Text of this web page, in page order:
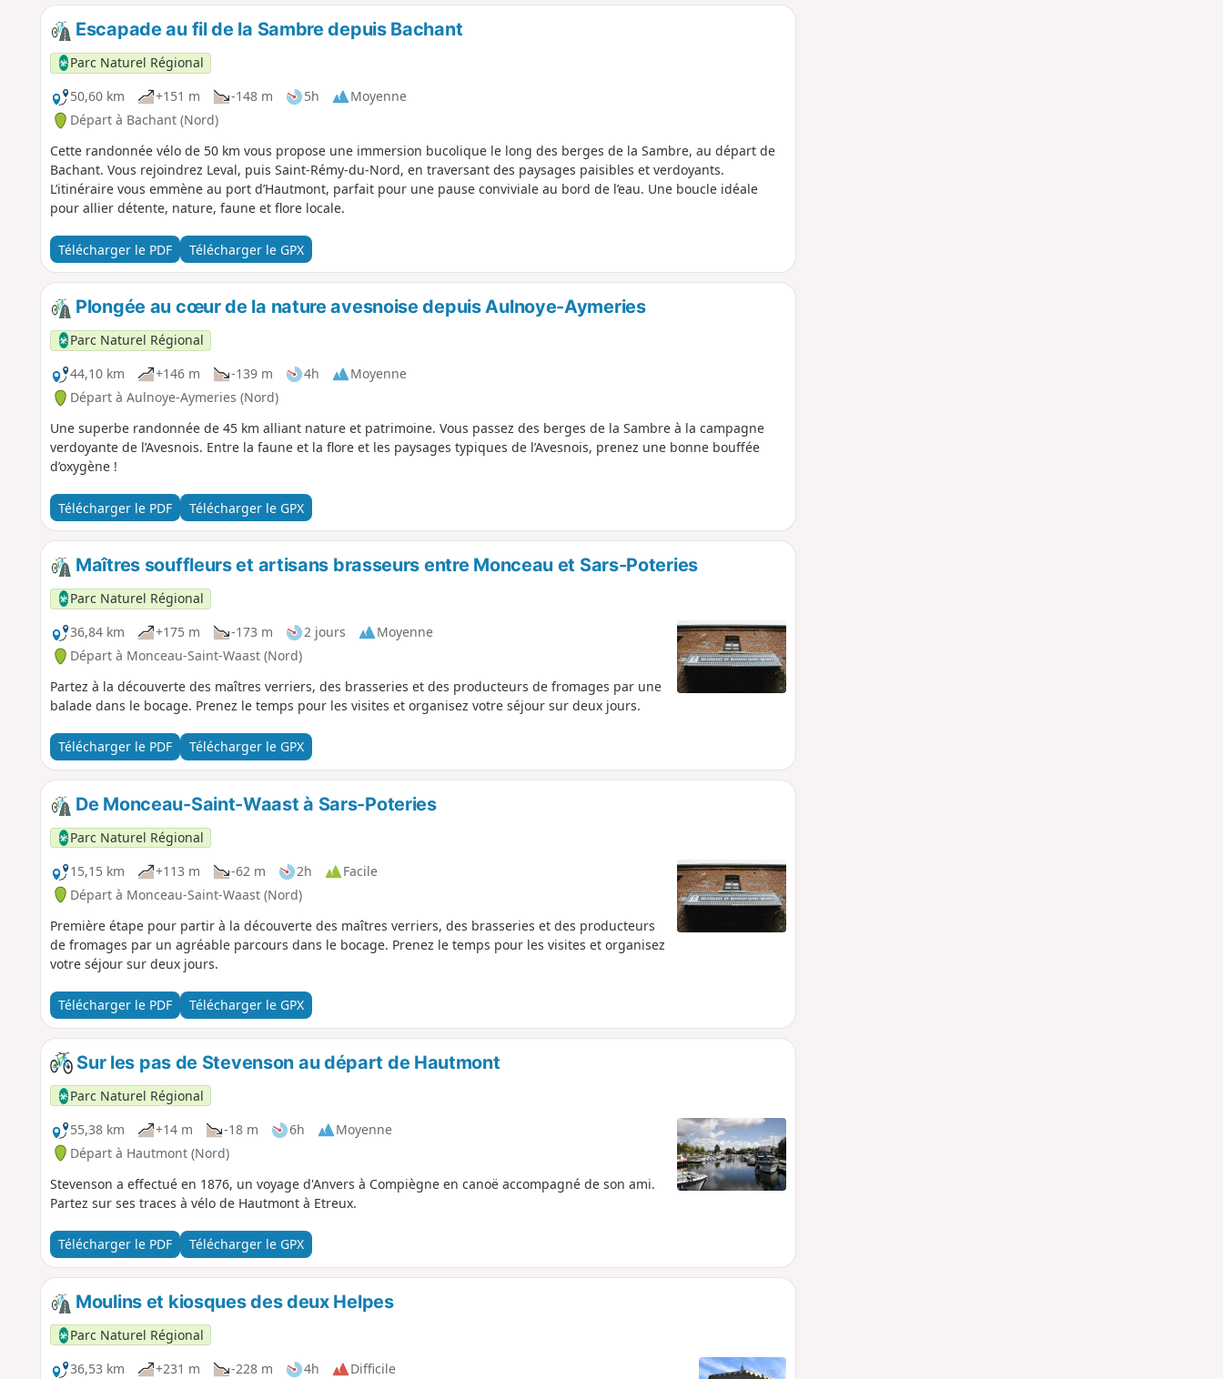
Escapade au fil de la Sambre depuis Bachant
Parc Naturel Régional
50,60 km
+151 m -148 m 5h
Moyenne
Départ à Bachant (Nord)
Cette randonnée vélo de 50 km vous propose une immersion bucolique le long des berges de la Sambre, au départ de
Bachant. Vous rejoindrez Leval, puis Saint-Rémy-du-Nord, en traversant des paysages paisibles et verdoyants.
L’itinéraire vous emmène au port d’Hautmont, parfait pour une pause conviviale au bord de l’eau. Une boucle idéale
pour allier détente, nature, faune et flore locale.
Télécharger le PDF Télécharger le GPX
Plongée au cœur de la nature avesnoise depuis Aulnoye-Aymeries
Parc Naturel Régional
44,10 km
+146 m -139 m 4h
Moyenne
Départ à Aulnoye-Aymeries (Nord)
Une superbe randonnée de 45 km alliant nature et patrimoine. Vous passez des berges de la Sambre à la campagne
verdoyante de l’Avesnois. Entre la faune et la flore et les paysages typiques de l’Avesnois, prenez une bonne bouffée
d’oxygène !
Télécharger le PDF Télécharger le GPX
Maîtres souffleurs et artisans brasseurs entre Monceau et Sars-Poteries
Parc Naturel Régional
36,84 km
+175 m -173 m 2 jours
Moyenne
Départ à Monceau-Saint-Waast (Nord)
Partez à la découverte des maîtres verriers, des brasseries et des producteurs de fromages par une
balade dans le bocage. Prenez le temps pour les visites et organisez votre séjour sur deux jours.
Télécharger le PDF Télécharger le GPX
De Monceau-Saint-Waast à Sars-Poteries
Parc Naturel Régional
15,15 km
+113 m -62 m 2h
Facile
Départ à Monceau-Saint-Waast (Nord)
Première étape pour partir à la découverte des maîtres verriers, des brasseries et des producteurs
de fromages par un agréable parcours dans le bocage. Prenez le temps pour les visites et organisez
votre séjour sur deux jours.
Télécharger le PDF Télécharger le GPX
Sur les pas de Stevenson au départ de Hautmont
Parc Naturel Régional
55,38 km
+14 m -18 m 6h
Moyenne
Départ à Hautmont (Nord)
Stevenson a effectué en 1876, un voyage d'Anvers à Compiègne en canoë accompagné de son ami.
Partez sur ses traces à vélo de Hautmont à Etreux.
Télécharger le PDF Télécharger le GPX
Moulins et kiosques des deux Helpes
Parc Naturel Régional
36,53 km
+231 m -228 m 4h
Difficile